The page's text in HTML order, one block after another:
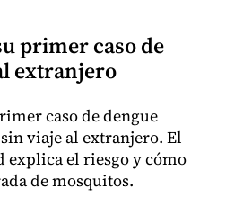
primer caso de
extranjero
caso de dengue
viaje al extranjero. El
explica el riesgo y cómo
de mosquitos.